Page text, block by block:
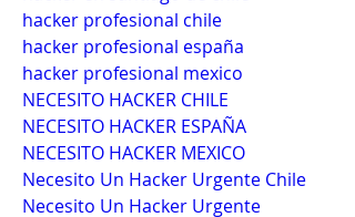
hacker profesional chile
hacker profesional españa
hacker profesional mexico
NECESITO HACKER CHILE
NECESITO HACKER ESPAÑA
NECESITO HACKER MEXICO
Necesito Un Hacker Urgente Chile
Necesito Un Hacker Urgente